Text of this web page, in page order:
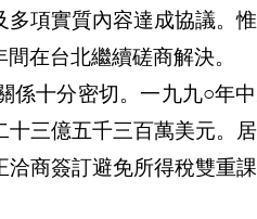
結]" [連
項實質內容達成協議。
在台北繼續磋商解決。
十分密切。一九九○年
三億五千三百萬美元。
商簽訂避免所得稅雙重